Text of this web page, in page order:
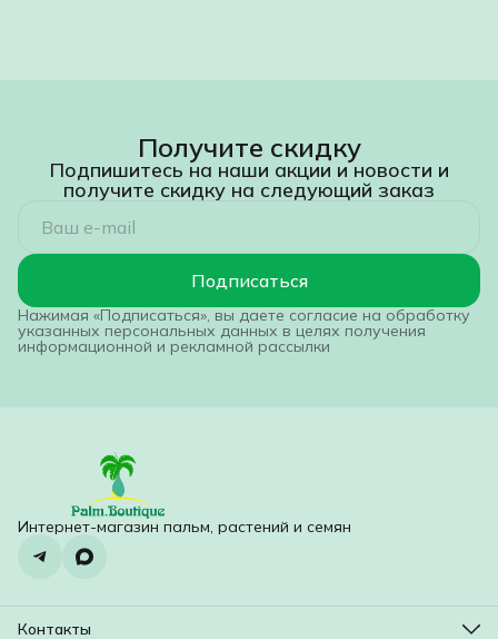
Получите скидку
Подпишитесь на наши акции и новости и
получите скидку на следующий заказ
Подписаться
Нажимая «Подписаться», вы даете согласие на обработку
указанных персональных данных в целях получения
информационной и рекламной рассылки
Интернет-магазин пальм, растений и семян
Контакты